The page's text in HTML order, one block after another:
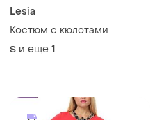
Lesia
Костюм с кюлотами
S и еще 1